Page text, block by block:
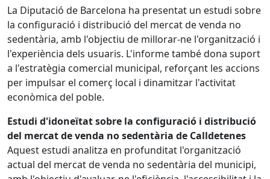
La Diputació de Barcelona ha presentat un estudi sobre
la configuració i distribució del mercat de venda no
sedentària, amb l'objectiu de millorar-ne l'organització i
l'experiència dels usuaris. L'informe també dona suport
a l'estratègia comercial municipal, reforçant les accions
per impulsar el comerç local i dinamitzar l'activitat
econòmica del poble.
Estudi d'idoneïtat sobre la configuració i distribució
del mercat de venda no sedentària de Calldetenes
Aquest estudi analitza en profunditat l'organització
actual del mercat de venda no sedentària del municipi,